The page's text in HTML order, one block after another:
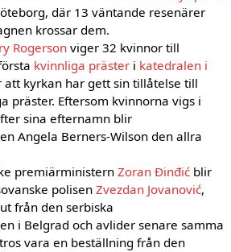
där 13 väntande resenärer
krossar dem.
Rogerson viger 32 kvinnor till
kvinnliga präster i katedralen i
att kyrkan har gett sin tillåtelse till
präster. Eftersom kvinnorna vigs i
sina efternamn blir
Angela Berners-Wilson den allra
premiärministernZoran Đinđić blir
polisenZvezdan Jovanović,
från den serbiska
i Belgrad och avlider senare samma
vara en beställning från den